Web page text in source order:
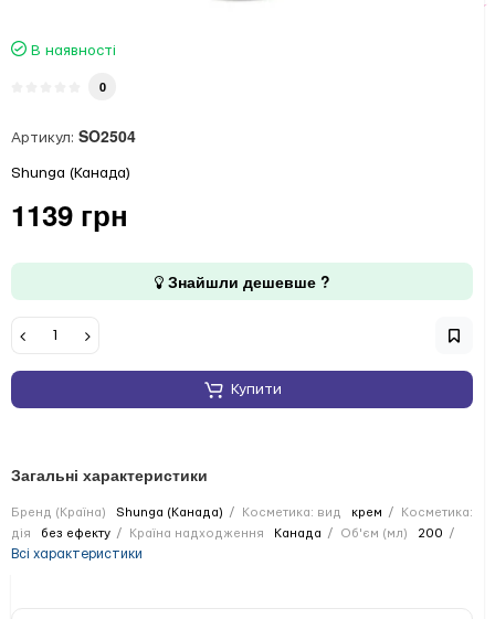
В наявності
0
Артикул: SO2504
Shunga (Канада)
1139 грн
Знайшли дешевше ?
Купити
Загальні характеристики
Бренд (Країна) Shunga (Канада) Косметика: вид крем
Косметика:
дія
без ефекту Країна надходження Канада Об'єм (мл) 200
Всі характеристики